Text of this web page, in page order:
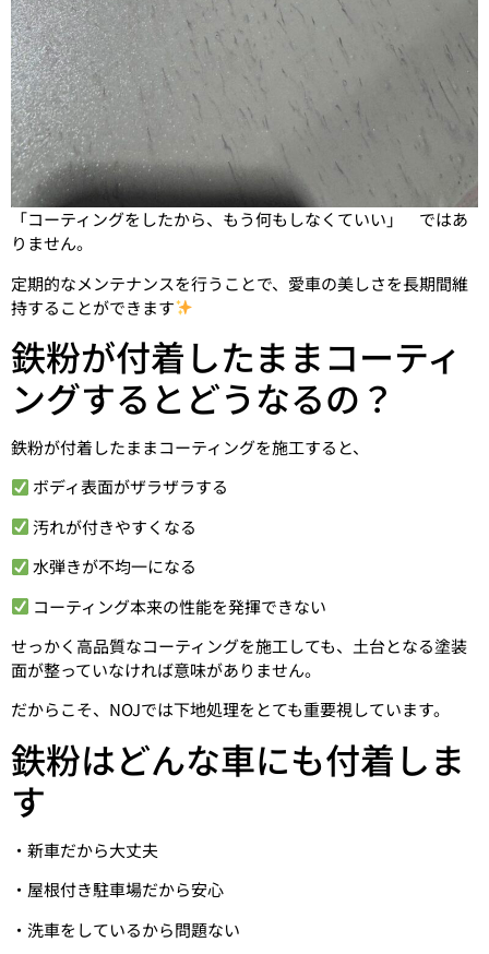
「コーティングをしたから、もう何もしなくていい」 ではあ
りません。
定期的なメンテナンスを行うことで、愛車の美しさを長期間維
持することができます
鉄粉が付着したままコーティ
ングするとどうなるの？
鉄粉が付着したままコーティングを施工すると、
ボディ表面がザラザラする
汚れが付きやすくなる
水弾きが不均一になる
コーティング本来の性能を発揮できない
せっかく高品質なコーティングを施工しても、土台となる塗装
面が整っていなければ意味がありません。
だからこそ、NOJでは下地処理をとても重要視しています。
鉄粉はどんな車にも付着しま
す
・新車だから大丈夫
・屋根付き駐車場だから安心
・洗車をしているから問題ない